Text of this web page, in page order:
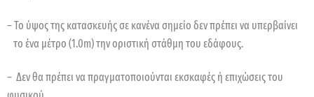
– Το ύψος της κατασκευής σε κανένα σημείο δεν πρέπει να υπερβαίνει
το ένα μέτρο (1.0m) την οριστική στάθμη του εδάφους.
– Δεν θα πρέπει να πραγματοποιούνται εκσκαφές ή επιχώσεις του